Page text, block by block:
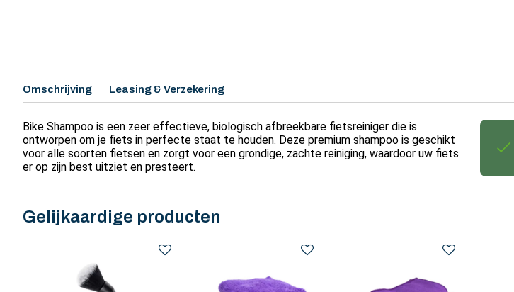
Omschrijving Leasing & Verzekering
Bike Shampoo is een zeer effectieve, biologisch afbreekbare fietsreiniger die is
ontworpen om je fiets in perfecte staat te houden. Deze premium shampoo is geschikt
voor alle soorten fietsen en zorgt voor een grondige, zachte reiniging, waardoor uw fiets
er op zijn best uitziet en presteert.
Gelijkaardige producten